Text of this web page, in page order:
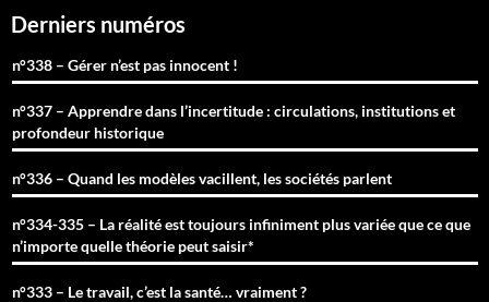
Derniers numéros
n°338 – Gérer n’est pas innocent !
n°337 – Apprendre dans l’incertitude : circulations, institutions et
profondeur historique
n°336 – Quand les modèles vacillent, les sociétés parlent
n°334-335 – La réalité est toujours infiniment plus variée que ce que
n’importe quelle théorie peut saisir*
n°333 – Le travail, c’est la santé… vraiment ?